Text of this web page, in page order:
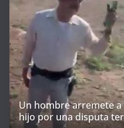
Un hombre arremete
hijo por una disputa